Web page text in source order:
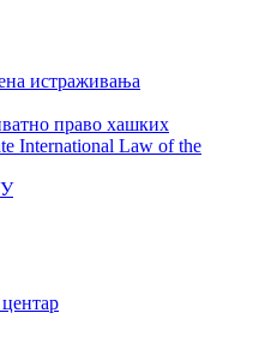
истраживања
право хашких
International Law of the